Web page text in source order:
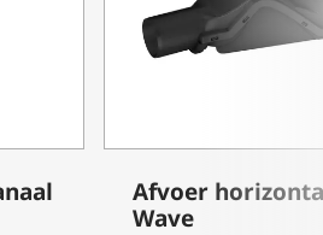
Afvoer
Wave